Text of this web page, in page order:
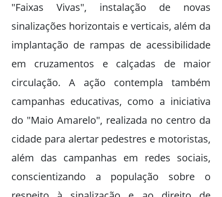
"Faixas Vivas", instalação de novas
sinalizações horizontais e verticais, além da
implantação de rampas de acessibilidade
em cruzamentos e calçadas de maior
circulação. A ação contempla também
campanhas educativas, como a iniciativa
do "Maio Amarelo", realizada no centro da
cidade para alertar pedestres e motoristas,
além das campanhas em redes sociais,
conscientizando a população sobre o